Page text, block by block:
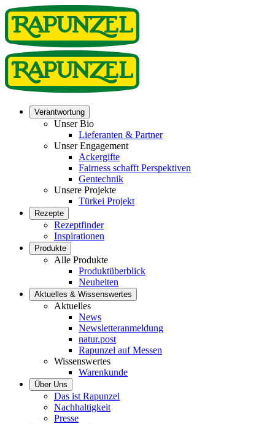
Verantwortung
Unser Bio
Lieferanten & Partner
Unser Engagement
Ackergifte
Fairness schafft Perspektiven
Gentechnik
Unsere Projekte
Türkei Projekt
Rezepte
Rezeptfinder
Inspirationen
Produkte
Alle Produkte
Produktüberblick
Neuheiten
Aktuelles & Wissenswertes
Aktuelles
News
Newsletteranmeldung
natur.post
Rapunzel auf Messen
Wissenswertes
Warenkunde
Über Uns
Das ist Rapunzel
Nachhaltigkeit
Presse